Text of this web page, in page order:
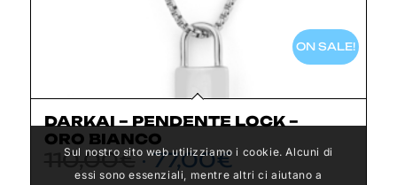
DARKAI – PENDENTE LOCK –
ORO BIANCO
110,00€Il
prezzo
77,00€Il
prezzo
ON SALE!
Sul nostro sito web utilizziamo i cookie. Alcuni di
essi sono essenziali, mentre altri ci aiutano a